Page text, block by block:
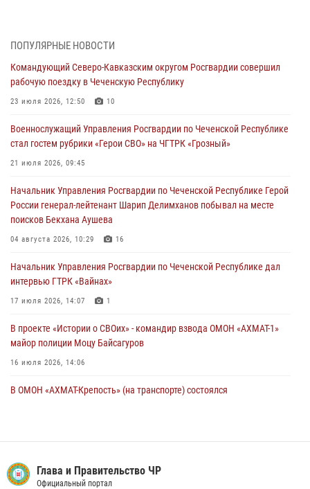
Командующий Северо-Кавказским округом Росгвардии совершил
23 июля 2026, 12:50
Военнослужащий Управления Росгвардии по Чеченской Республике
21 июля 2026, 09:45
В ДНР росгвардейцы уничтожили около 80 вражеских
19 июля 2026, 13:50
В Грозном Росгвардия обеспечила безопасность конно-спортивных
соревнований
ПОПУЛЯРНЫЕ НОВОСТИ
Командующий Северо-Кавказским округом Росгвардии совершил
рабочую поездку в Чеченскую Республику
23 июля 2026, 12:50 10
Военнослужащий Управления Росгвардии по Чеченской Республике
стал гостем рубрики «Герои СВО» на ЧГТРК «Грозный»
21 июля 2026, 09:45
Начальник Управления Росгвардии по Чеченской Республике Герой
России генерал-лейтенант Шарип Делимханов побывал на месте
поисков Бекхана Аушева
04 августа 2026, 10:29 16
Начальник Управления Росгвардии по Чеченской Республике дал
интервью ГТРК «Вайнах»
17 июля 2026, 14:07 1
В проекте «Истории о СВОих» - командир взвода ОМОН «АХМАТ-1»
майор полиции Моцу Байсагуров
16 июля 2026, 14:06
В ОМОН «АХМАТ-Крепость» (на транспорте) состоялся
владельцев гражданского оружия об изменениях в
законодательстве
Глава и Правительство ЧР
Официальный портал